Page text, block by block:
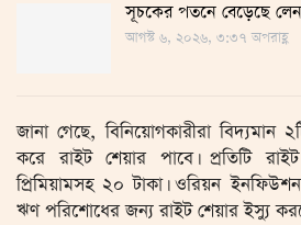
সূচকের পতনে বেড়েছে
আগস্ট ৬, ২০২৬, ৩:৩৭ অপরাহ্ণ
জানা গেছে, বিনিয়োগকারীরা বিদ্যমান
করে রাইট শেয়ার পাবে। প্রতিটি
প্রিমিয়ামসহ ২০ টাকা। ওরিয়ন
ঋণ পরিশোধের জন্য রাইট শেয়ার ইস্যু